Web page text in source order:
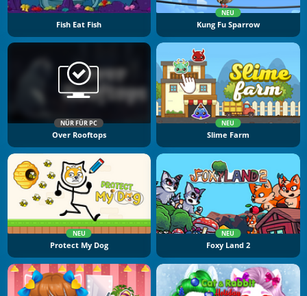
Fish Eat Fish
NEU
Kung Fu Sparrow
NÜR FÜR PC
Over Rooftops
NEU
Slime Farm
NEU
Protect My Dog
NEU
Foxy Land 2